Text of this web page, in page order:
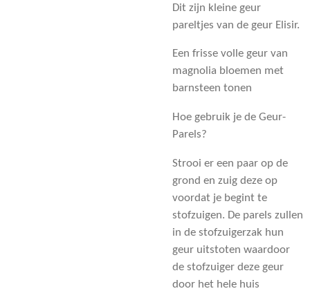
Dit zijn kleine geur
pareltjes van de geur Elisir.
Een frisse volle geur van
magnolia bloemen met
barnsteen tonen
Hoe gebruik je de Geur-
Parels?
Strooi er een paar op de
grond en zuig deze op
voordat je begint te
stofzuigen. De parels zullen
in de stofzuigerzak hun
geur uitstoten waardoor
de stofzuiger deze geur
door het hele huis